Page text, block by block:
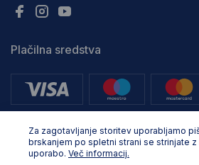
Za zagotavljanje storitev uporabljamo
brskanjem po spletni strani se strinjate z
uporabo. Več informacij.
Plačilna sredstva
Vse pravice pridržane. © Adria Profix d.o.o..